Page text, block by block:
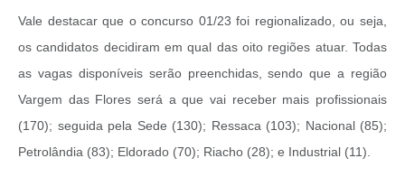
Vale destacar que o concurso 01/23 foi regionalizado, ou seja,
os candidatos decidiram em qual das oito regiões atuar. Todas
as vagas disponíveis serão preenchidas, sendo que a região
Vargem das Flores será a que vai receber mais profissionais
(170); seguida pela Sede (130); Ressaca (103); Nacional (85);
Petrolândia (83); Eldorado (70); Riacho (28); e Industrial (11).